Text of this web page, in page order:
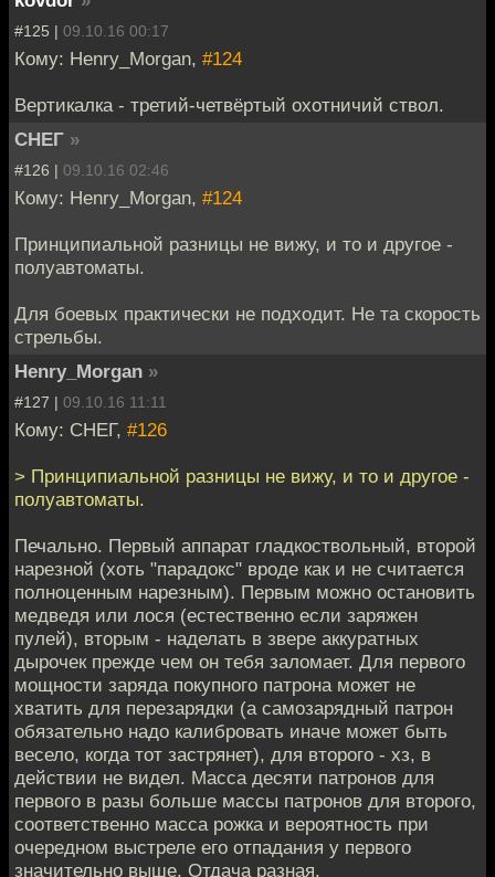
#125 | 09.10.16 00:17
Кому: Henry_Morgan, #124
Вертикалка - третий-четвёртый охотничий ствол.
СНЕГ »
#126 | 09.10.16 02:46
Кому: Henry_Morgan, #124
Принципиальной разницы не вижу, и то и другое -
полуавтоматы.
Для боевых практически не подходит. Не та скорость
стрельбы.
Henry_Morgan »
#127 | 09.10.16 11:11
Кому: СНЕГ, #126
> Принципиальной разницы не вижу, и то и другое -
полуавтоматы.
Печально. Первый аппарат гладкоствольный, второй
нарезной (хоть "парадокс" вроде как и не считается
полноценным нарезным). Первым можно остановить
медведя или лося (естественно если заряжен
пулей), вторым - наделать в звере аккуратных
дырочек прежде чем он тебя заломает. Для первого
мощности заряда покупного патрона может не
хватить для перезарядки (а самозарядный патрон
обязательно надо калибровать иначе может быть
весело, когда тот застрянет), для второго - хз, в
действии не видел. Масса десяти патронов для
первого в разы больше массы патронов для второго,
соответственно масса рожка и вероятность при
очередном выстреле его отпадания у первого
значительно выше. Отдача разная.